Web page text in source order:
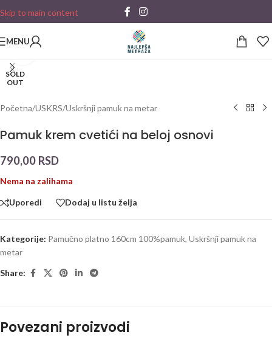
Skip to main content
MENU
SOLD
OUT
Početna/USKRS/Uskršnji pamuk na metar
Pamuk krem cvetići na beloj osnovi
790,00 RSD
Nema na zalihama
Uporedi Dodaj u listu želja
Kategorije: Pamučno platno 160cm 100%pamuk, Uskršnji pamuk na
metar
Share:
Povezani proizvodi